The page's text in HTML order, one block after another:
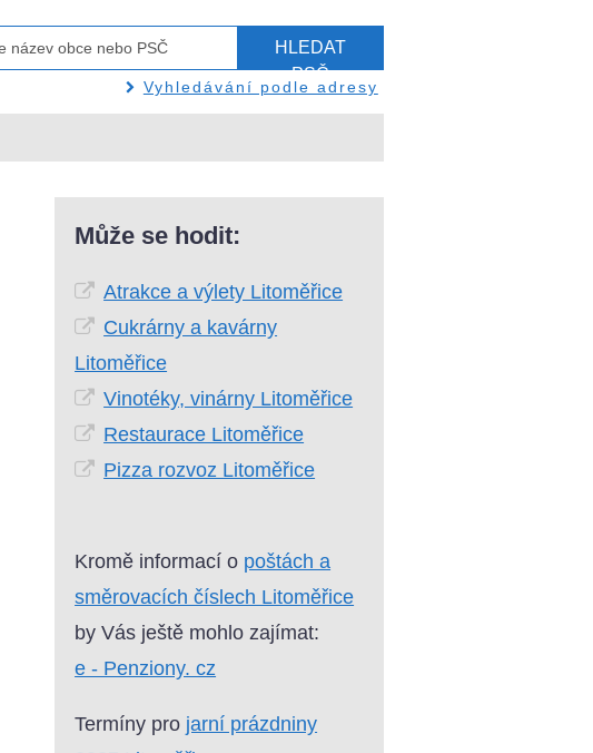
HLEDAT
PSČ
Vyhledávání podle adresy
Může se hodit:
Atrakce a výlety Litoměřice
Cukrárny a kavárny
Litoměřice
Vinotéky, vinárny Litoměřice
Restaurace Litoměřice
Pizza rozvoz Litoměřice
Kromě informací o poštách a
směrovacích číslech Litoměřice
by Vás ještě mohlo zajímat:
e - Penziony. cz
Termíny pro jarní prázdniny